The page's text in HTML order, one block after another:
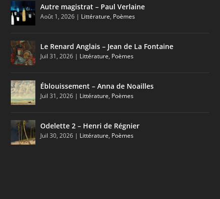
Autre magistrat – Paul Verlaine
Août 1, 2026 | Littérature, Poèmes
Le Renard Anglais – Jean de La Fontaine
Juil 31, 2026 | Littérature, Poèmes
Éblouissement – Anna de Noailles
Juil 31, 2026 | Littérature, Poèmes
Odelette 2 – Henri de Régnier
Juil 30, 2026 | Littérature, Poèmes